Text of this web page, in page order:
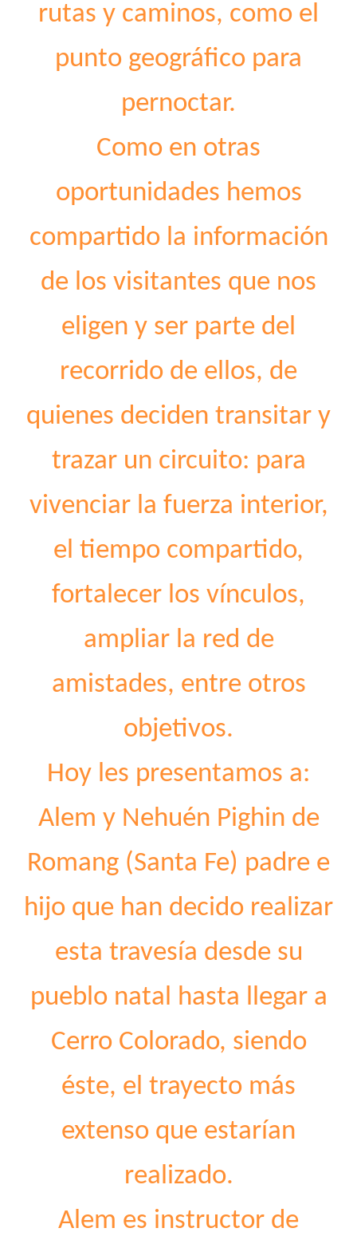
rutas y caminos, como el
punto geográfico para
pernoctar.
Como en otras
oportunidades hemos
compartido la información
de los visitantes que nos
eligen y ser parte del
recorrido de ellos, de
quienes deciden transitar y
trazar un circuito: para
vivenciar la fuerza interior,
el tiempo compartido,
fortalecer los vínculos,
ampliar la red de
amistades, entre otros
objetivos.
Hoy les presentamos a:
Alem y Nehuén Pighin de
Romang (Santa Fe) padre e
hijo que han decido realizar
esta travesía desde su
pueblo natal hasta llegar a
Cerro Colorado, siendo
éste, el trayecto más
extenso que estarían
realizado.
Alem es instructor de